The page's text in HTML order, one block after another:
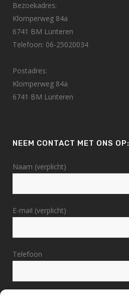
Bezoekadres:
Klomperweg 84a
6741 BM Lunteren
Telefoon: 06-25020034
Postadres:
Klomperweg 84a
6741 BM Lunteren
NEEM CONTACT MET ONS OP:
Naam (verplicht)
E-mail (verplicht)
Telefoon